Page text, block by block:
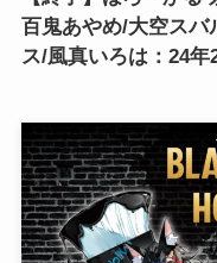
百鬼あやめ/大空スバ
ス/風真いろは：24年